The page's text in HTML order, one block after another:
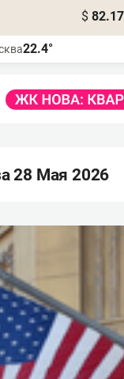
$ 82.17
22.4°
28 Мая 2026